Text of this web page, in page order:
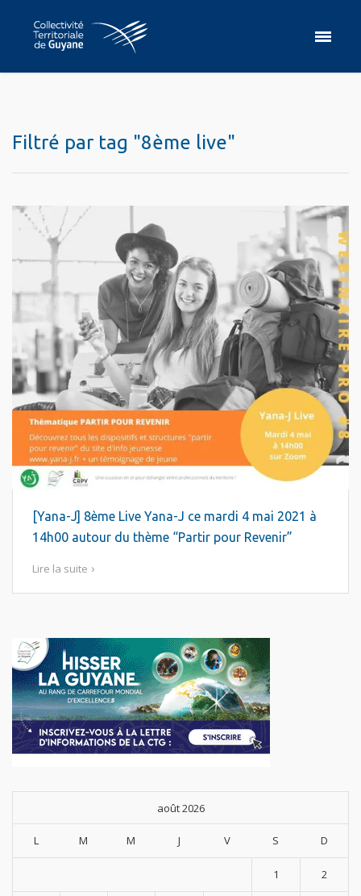
Filtré par tag "8ème live"
[Yana-J] 8ème Live Yana-J ce mardi 4 mai 2021 à
14h00 autour du thème “Partir pour Revenir”
Lire la suite
août 2026
L M M J V S D
1 2